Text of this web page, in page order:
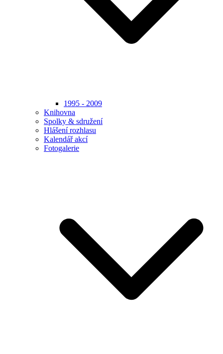
1995 - 2009
Knihovna
Spolky & sdružení
Hlášení rozhlasu
Kalendář akcí
Fotogalerie